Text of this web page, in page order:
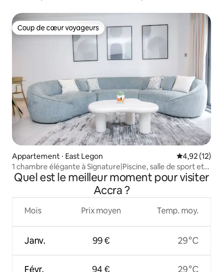
Coup de cœur voyageurs
Coup de cœur voyageurs
Appartement ⋅ East Legon Évaluation
4,92 (12)
1 chambre élégante à Signature|Piscine, salle de sport et
Wi-Fi rapide
Quel est le meilleur moment pour visiter
Accra ?
Mois
Janv.
Févr.
Prix moyen
99 €
94 €
Temp. moy.
29 °C
29 °C